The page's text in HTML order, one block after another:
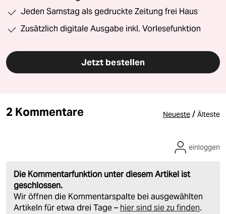
Jeden Samstag als gedruckte Zeitung frei Haus
Zusätzlich digitale Ausgabe inkl. Vorlesefunktion
Jetzt bestellen
2 Kommentare Neueste / Älteste
Die Kommentarfunktion unter diesem Artikel ist
geschlossen.
Wir öffnen die Kommentarspalte bei ausgewählten
Artikeln für etwa drei Tage – hier sind sie zu finden.
einloggen